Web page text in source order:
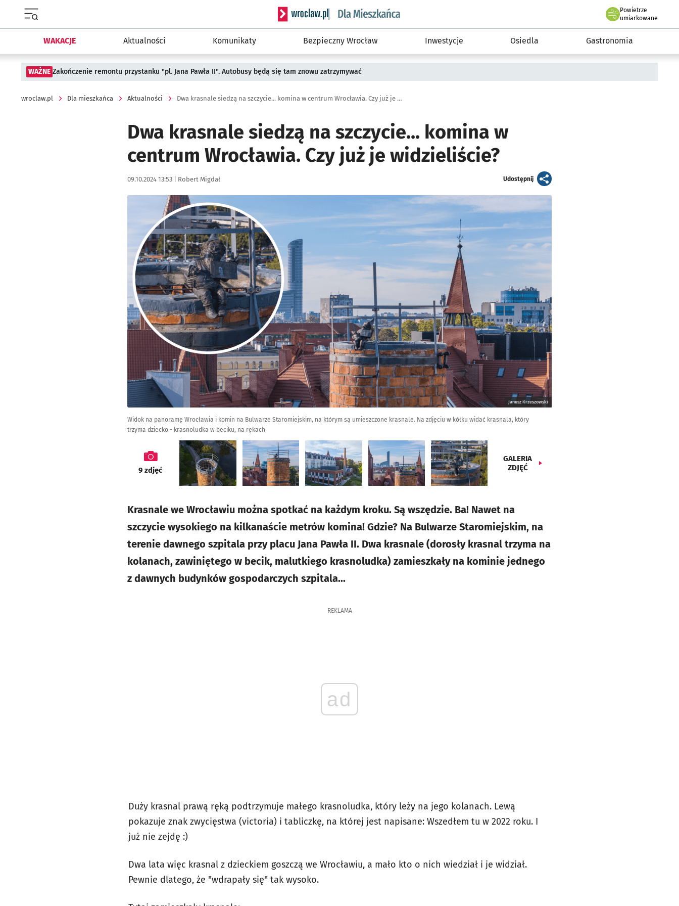
Serwis informacyjny wroclaw.pl podserwis: Dla mieszkańca
Powietrze
we Wrocławiu
umiarkowane
WAKACJE Aktualności Komunikaty Bezpieczny Wrocław Inwestycje Osiedla Gastronomia
WAŻNE Zakończenie remontu przystanku "pl. Jana Pawła II". Autobusy będą się tam znowu zatrzymywać
wroclaw.pl Dla mieszkańca Aktualności Dwa krasnale siedzą na szczycie... komina w centrum Wrocławia. Czy już je widzieliście?
Dwa krasnale siedzą na szczycie... komina w
centrum Wrocławia. Czy już je widzieliście?
Data publikacji:
09.10.2024 13:53 | Autor:
Robert Migdał Udostępnijartykuł
Kliknij, aby zobaczyć galerię
Janusz Krzeszowski
Widok na panoramę Wrocławia i komin na Bulwarze Staromiejskim, na którym są umieszczone krasnale. Na zdjęciu w kółku widać krasnala, który
trzyma dziecko - krasnoludka w beciku, na rękach
galeria
9 zdjęć
GALERIA
ZDJĘĆ
Krasnale we Wrocławiu można spotkać na każdym kroku. Są wszędzie. Ba! Nawet na
szczycie wysokiego na kilkanaście metrów komina! Gdzie? Na Bulwarze Staromiejskim, na
terenie dawnego szpitala przy placu Jana Pawła II. Dwa krasnale (dorosły krasnal trzyma na
kolanach, zawiniętego w becik, malutkiego krasnoludka) zamieszkały na kominie jednego
z dawnych budynków gospodarczych szpitala...
REKLAMA
ad
Duży krasnal prawą ręką podtrzymuje małego krasnoludka, który leży na jego kolanach. Lewą
pokazuje znak zwycięstwa (victoria) i tabliczkę, na której jest napisane: Wszedłem tu w 2022 roku. I
już nie zejdę :)
Dwa lata więc krasnal z dzieckiem goszczą we Wrocławiu, a mało kto o nich wiedział i je widział.
Pewnie dlatego, że "wdrapały się" tak wysoko.